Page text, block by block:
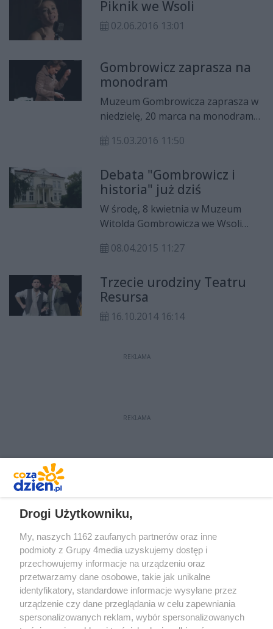
Wydarzeniu towarzyszył happening
oparty na krytyce pisarza.
dietę. Sienkiewicz na półkę” to tylko
niektóre hasła, jakie na
transparentach prezentowali
„manifestanci”.
Piknik we Wsoli
02.06.2016 13:01
Gombrowicz zaprasza na
monodram
Muzeum Gombrowicza zaprasza w
niedzielę, 20 marca na monodram
Landowskiej, aktorki Teatru Studio.
pokazywany był w roku 1996 w
warszawskim Teatrze
Powszechnym, obecnie grany jest
jako spektakl mistrzowski.
15.03.2016 11:50
Debata "Gombrowicz i
historia" już dziś
W środę, 8 kwietnia w Muzeum
Witolda Gombrowicza we Wsoli
historia". To pierwsze z cyklu
premierze „Operetki”,
przygotowanej przez Warszawską
Operę Kameralną.
08.04.2015 11:27
Trzecie urodziny Teatru
Resursa
16.10.2014 16:14
REKLAMA
REKLAMA
Drogi Użytkowniku,
My, naszych 1162 zaufanych partnerów oraz inne
podmioty z Grupy 4media uzyskujemy dostęp i
przechowujemy informacje na urządzeniu oraz
przetwarzamy dane osobowe, takie jak unikalne
identyfikatory, standardowe informacje wysyłane przez
urządzenie czy dane przeglądania w celu zapewniania
spersonalizowanych reklam, wybór spersonalizowanych